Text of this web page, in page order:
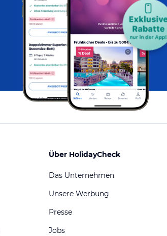
Über HolidayCheck
Das Unternehmen
Unsere Werbung
Presse
Jobs